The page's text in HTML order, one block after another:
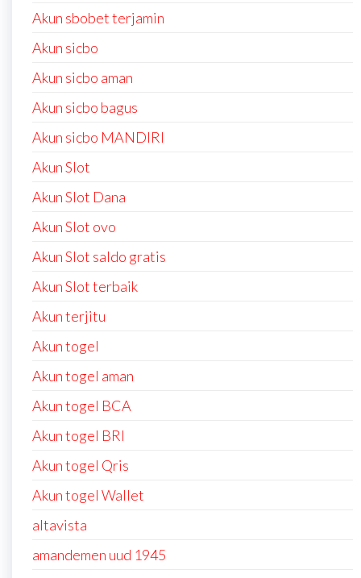
Akun sbobet terjamin
Akun sicbo
Akun sicbo aman
Akun sicbo bagus
Akun sicbo MANDIRI
Akun Slot
Akun Slot Dana
Akun Slot ovo
Akun Slot saldo gratis
Akun Slot terbaik
Akun terjitu
Akun togel
Akun togel aman
Akun togel BCA
Akun togel BRI
Akun togel Qris
Akun togel Wallet
altavista
amandemen uud 1945